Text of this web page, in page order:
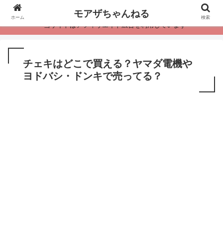
・当サイトはアフィリエイト広告を利用しています
チェキはどこで買える？ヤマダ電機や
ヨドバシ・ドンキで売ってる？
ホーム モアザちゃんねる 検索